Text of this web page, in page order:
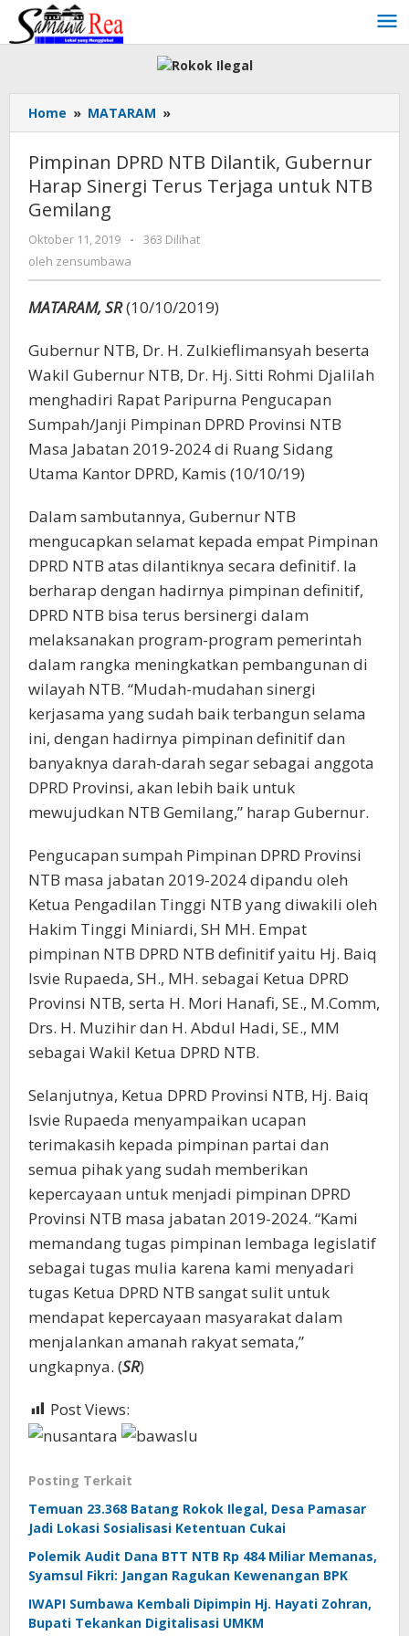
Lewati
konten
Home » MATARAM »
DPRD
Dilantik,
Gubernur
Terus
untuk
NTB
Pimpinan DPRD NTB Dilantik, Gubernur
Harap Sinergi Terus Terjaga untuk NTB
Gemilang
Oktober 11, 2019
oleh
zensumbawa
-
363 Dilihat
oleh zensumbawa
MATARAM, SR(10/10/2019)
Gubernur NTB, Dr. H. Zulkieflimansyah beserta
Wakil Gubernur NTB, Dr. Hj. Sitti Rohmi Djalilah
menghadiri Rapat Paripurna Pengucapan
Sumpah/Janji Pimpinan DPRD Provinsi NTB
Masa Jabatan 2019-2024 di Ruang Sidang
Utama Kantor DPRD, Kamis (10/10/19)
Dalam sambutannya, Gubernur NTB
mengucapkan selamat kepada empat Pimpinan
DPRD NTB atas dilantiknya secara definitif. Ia
berharap dengan hadirnya pimpinan definitif,
DPRD NTB bisa terus bersinergi dalam
melaksanakan program-program pemerintah
dalam rangka meningkatkan pembangunan di
wilayah NTB. “Mudah-mudahan sinergi
kerjasama yang sudah baik terbangun selama
ini, dengan hadirnya pimpinan definitif dan
banyaknya darah-darah segar sebagai anggota
DPRD Provinsi, akan lebih baik untuk
mewujudkan NTB Gemilang,” harap Gubernur.
Pengucapan sumpah Pimpinan DPRD Provinsi
NTB masa jabatan 2019-2024 dipandu oleh
Ketua Pengadilan Tinggi NTB yang diwakili oleh
Hakim Tinggi Miniardi, SH MH. Empat
pimpinan NTB DPRD NTB definitif yaitu Hj. Baiq
Isvie Rupaeda, SH., MH. sebagai Ketua DPRD
Provinsi NTB, serta H. Mori Hanafi, SE., M.Comm,
Drs. H. Muzihir dan H. Abdul Hadi, SE., MM
sebagai Wakil Ketua DPRD NTB.
Selanjutnya, Ketua DPRD Provinsi NTB, Hj. Baiq
Isvie Rupaeda menyampaikan ucapan
terimakasih kepada pimpinan partai dan
semua pihak yang sudah memberikan
kepercayaan untuk menjadi pimpinan DPRD
Provinsi NTB masa jabatan 2019-2024. “Kami
memandang tugas pimpinan lembaga legislatif
sebagai tugas mulia karena kami menyadari
tugas Ketua DPRD NTB sangat sulit untuk
mendapat kepercayaan masyarakat dalam
menjalankan amanah rakyat semata,”
ungkapnya. (SR)
Post Views:
Posting Terkait
Temuan 23.368 Batang Rokok Ilegal, Desa Pamasar
Jadi Lokasi Sosialisasi Ketentuan Cukai
Polemik Audit Dana BTT NTB Rp 484 Miliar Memanas,
Syamsul Fikri: Jangan Ragukan Kewenangan BPK
IWAPI Sumbawa Kembali Dipimpin Hj. Hayati Zohran,
Bupati Tekankan Digitalisasi UMKM